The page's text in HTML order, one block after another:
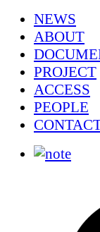
NEWS
ABOUT
PROJECT
ACCESS
PEOPLE